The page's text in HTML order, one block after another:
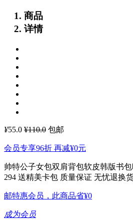
商品
详情
¥55.0 ¥110.0 包邮
会员专享96折 再减¥0元
帅特公子女包双肩背包软皮韩版书
294 送精美卡包 质量保证 无忧退换
邮特惠会员，此商品省¥0
成为会员